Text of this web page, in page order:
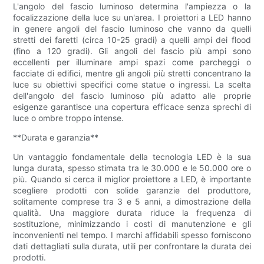
L'angolo del fascio luminoso determina l'ampiezza o la
focalizzazione della luce su un'area. I proiettori a LED hanno
in genere angoli del fascio luminoso che vanno da quelli
stretti dei faretti (circa 10-25 gradi) a quelli ampi dei flood
(fino a 120 gradi). Gli angoli del fascio più ampi sono
eccellenti per illuminare ampi spazi come parcheggi o
facciate di edifici, mentre gli angoli più stretti concentrano la
luce su obiettivi specifici come statue o ingressi. La scelta
dell'angolo del fascio luminoso più adatto alle proprie
esigenze garantisce una copertura efficace senza sprechi di
luce o ombre troppo intense.
**Durata e garanzia**
Un vantaggio fondamentale della tecnologia LED è la sua
lunga durata, spesso stimata tra le 30.000 e le 50.000 ore o
più. Quando si cerca il miglior proiettore a LED, è importante
scegliere prodotti con solide garanzie del produttore,
solitamente comprese tra 3 e 5 anni, a dimostrazione della
qualità. Una maggiore durata riduce la frequenza di
sostituzione, minimizzando i costi di manutenzione e gli
inconvenienti nel tempo. I marchi affidabili spesso forniscono
dati dettagliati sulla durata, utili per confrontare la durata dei
prodotti.